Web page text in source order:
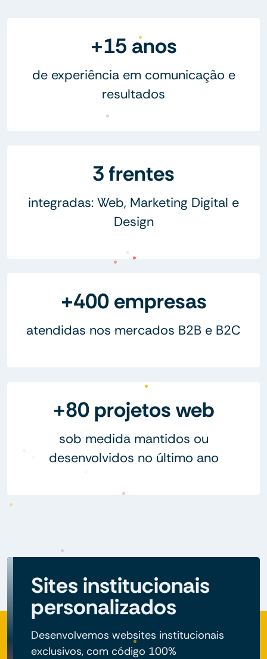
+15 anos
de experiência em comunicação e
resultados
3 frentes
integradas: Web, Marketing Digital e
Design
+400 empresas
atendidas nos mercados B2B e B2C
+80 projetos web
sob medida mantidos ou
desenvolvidos no último ano
Sites institucionais
personalizados
Desenvolvemos websites institucionais
exclusivos, com código 100%